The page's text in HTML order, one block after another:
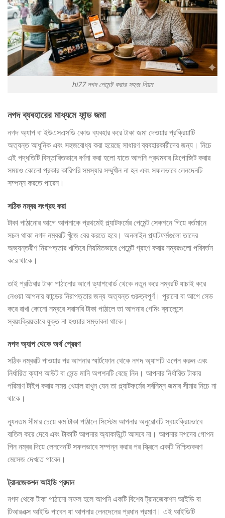
hi77 নগদ পেমেন্ট করার সহজ নিয়ম
নগদ ব্যবহারের মাধ্যমে ফান্ড জমা
নগদ অ্যাপ বা ইউএসএসডি কোড ব্যবহার করে টাকা জমা দেওয়ার প্রক্রিয়াটি
অত্যন্ত আধুনিক এবং সহজবোধ্য করা হয়েছে সাধারণ ব্যবহারকারীদের জন্য। নিচে
এই পদ্ধতিটি বিস্তারিতভাবে বর্ণনা করা হলো যাতে আপনি প্রথমবার ডিপোজিট করার
সময়ও কোনো প্রকার কারিগরি সমস্যার সম্মুখীন না হন এবং সফলভাবে লেনদেনটি
সম্পন্ন করতে পারেন।
সঠিক নম্বর সংগ্রহ করা
টাকা পাঠানোর আগে আপনাকে প্রথমেই প্ল্যাটফর্মের পেমেন্ট সেকশনে গিয়ে বর্তমানে
সচল থাকা নগদ নম্বরটি খুঁজে বের করতে হবে। অনলাইন প্ল্যাটফর্মগুলো তাদের
অভ্যন্তরীণ নিরাপত্তার খাতিরে নিয়মিতভাবে পেমেন্ট গ্রহণ করার নম্বরগুলো পরিবর্তন
করে থাকে।
তাই প্রতিবার টাকা পাঠানোর আগে ড্যাশবোর্ড থেকে নতুন করে নম্বরটি যাচাই করে
নেওয়া আপনার ফান্ডের নিরাপত্তার জন্য অত্যন্ত গুরুত্বপূর্ণ। পুরানো বা আগে সেভ
করে রাখা কোনো নম্বরে সরাসরি টাকা পাঠালে তা আপনার গেমিং ব্যালেন্সে
স্বয়ংক্রিয়ভাবে যুক্ত না হওয়ার সম্ভাবনা থাকে।
নগদ অ্যাপ থেকে অর্থ প্রেরণ
সঠিক নম্বরটি পাওয়ার পর আপনার স্মার্টফোন থেকে নগদ অ্যাপটি ওপেন করুন এবং
নির্ধারিত ক্যাশ আউট বা সেন্ড মানি অপশনটি বেছে নিন। আপনার নির্ধারিত টাকার
পরিমাণ টাইপ করার সময় খেয়াল রাখুন যেন তা প্ল্যাটফর্মের সর্বনিম্ন জমার সীমার নিচে না
থাকে।
ন্যূনতম সীমার চেয়ে কম টাকা পাঠালে সিস্টেম আপনার অনুরোধটি স্বয়ংক্রিয়ভাবে
বাতিল করে দেবে এবং টাকাটি আপনার অ্যাকাউন্টে আসবে না। আপনার নগদের গোপন
পিন নম্বর দিয়ে লেনদেনটি সফলভাবে সম্পন্ন করার পর স্ক্রিনে একটি নিশ্চিতকরণ
মেসেজ দেখতে পাবেন।
ট্রানজেকশন আইডি প্রদান
নগদ থেকে টাকা পাঠানো সফল হলে আপনি একটি বিশেষ ট্রানজেকশন আইডি বা
টিআরএক্স আইডি পাবেন যা আপনার লেনদেনের প্রধান প্রমাণ। এই আইডিটি